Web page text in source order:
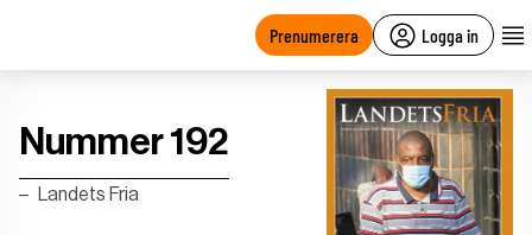
Prenumerera Logga in
Nummer 192
Landets Fria